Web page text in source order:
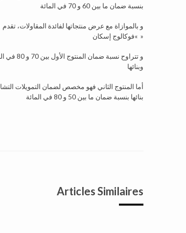
بنسبة ضمان ما بين 60 و 70 في المائة
و بالموازاة مع عرض منتجاتها لفائدة المقاولات،
»فوكالوج إسكان »
و
وبنائها
أما المنتوج الثاني فهو مخصص لضمان التمويلات
بنائها بنسبة ضمان ما بين 50 و 80 في المائة
Articles Similaires